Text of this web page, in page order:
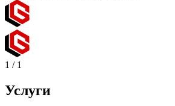
1 / 1
Услуги